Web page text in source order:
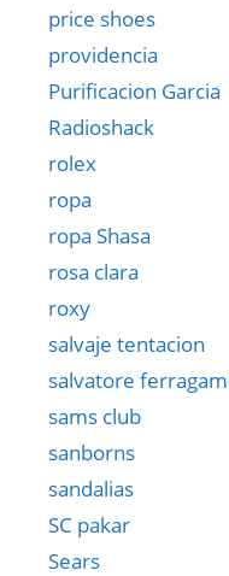
price shoes
providencia
Purificacion Garcia
Radioshack
rolex
ropa
ropa Shasa
rosa clara
roxy
salvaje tentacion
salvatore
sams club
sanborns
sandalias
SC pakar
Sears